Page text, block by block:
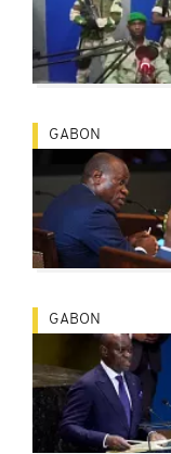
GABON
GABON